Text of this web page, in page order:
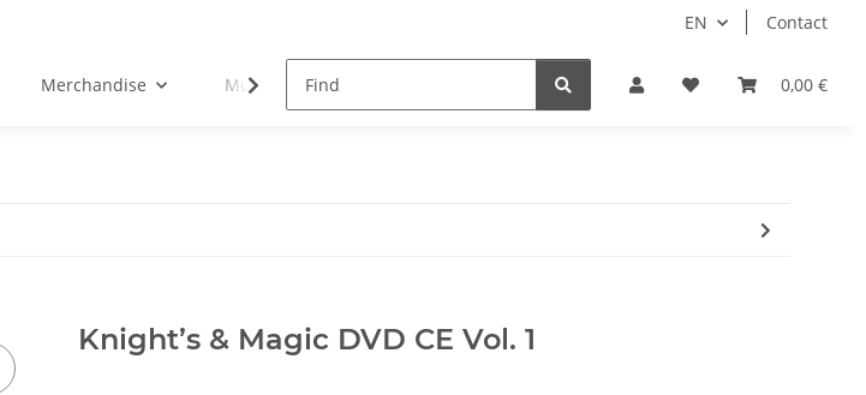
EN Contact
0,00 €
Merchandise Musik-CD 18+ Schnäppchen
Knight’s & Magic DVD CE Vol. 1